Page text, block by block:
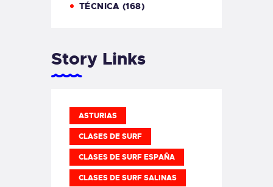
TÉCNICA (168)
Story Links
ASTURIAS
CLASES DE SURF
CLASES DE SURF ESPAÑA
CLASES DE SURF SALINAS